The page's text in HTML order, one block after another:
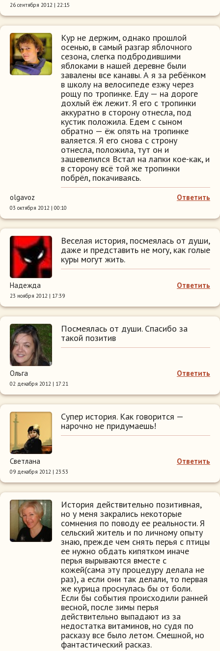
26 сентября 2012 | 22:15
Кур не держим, однако прошлой
осенью, в самый разгар яблочного
сезона, слегка подбродившими
яблоками в нашей деревне были
завалены все канавы. А я за ребёнком
в школу на велосипеде езжу через
рощу по тропинке. Еду — на дороге
дохлый ёж лежит. Я его с тропинки
аккуратно в сторону отнесла, под
кустик положила. Едем с сыном
обратно — ёж опять на тропинке
валяется. Я его снова с строну
отнесла, положила, тут он и
зашевелился Встал на лапки кое-как, и
в сторону всё той же тропинки
побрёл, покачиваясь.
Ответить
olgavoz
03 октября 2012 | 00:10
Веселая история, посмеялась от души,
даже и представить не могу, как голые
куры могут жить.
Ответить
Надежда
23 ноября 2012 | 17:39
Посмеялась от души. Спасибо за
такой позитив
Ответить
Ольга
02 декабря 2012 | 17:21
Супер история. Как говорится —
нарочно не придумаешь!
Ответить
Светлана
09 декабря 2012 | 23:53
История действительно позитивная,
но у меня закрались некоторые
сомнения по поводу ее реальности. Я
сельский житель и по личному опыту
знаю, прежде чем снять перья с птицы
ее нужно обдать кипятком иначе
перья вырываются вместе с
кожей(сама эту процедуру делала не
раз), а если они так делали, то первая
же курица проснулась бы от боли.
Если бы события происходили ранней
весной, после зимы перья
действительно выпадают из за
недостатка витаминов, но судя по
расказу все было летом. Смешной, но
фантастический расказ.